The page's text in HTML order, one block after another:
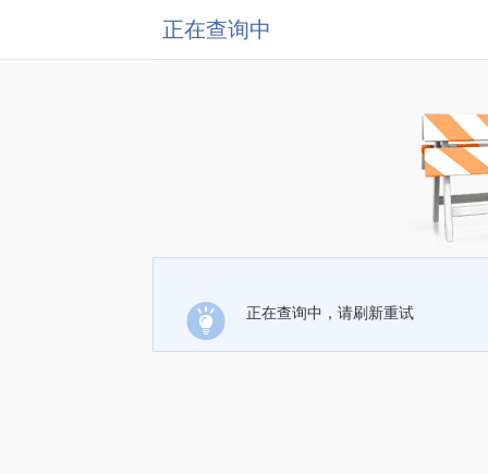
正在查询中
正在查询中，请刷新重试